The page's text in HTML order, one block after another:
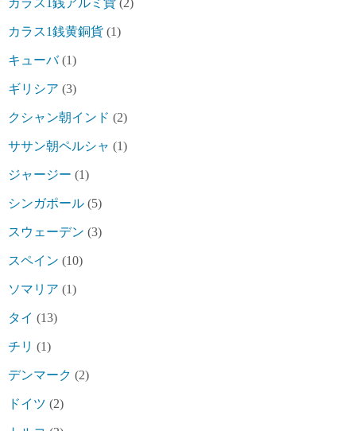
カラス1銭アルミ貨 (2)
カラス1銭黄銅貨 (1)
キューバ(1)
ギリシア (3)
クシャン朝インド (2)
ササン朝ペルシャ (1)
ジャージー (1)
シンガポール (5)
スウェーデン (3)
スペイン (10)
ソマリア (1)
タイ (13)
チリ (1)
デンマーク (2)
ドイツ (2)